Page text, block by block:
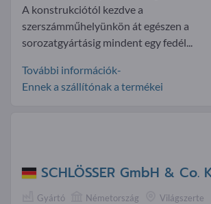
A konstrukciótól kezdve a
szerszámműhelyünkön át egészen a
sorozatgyártásig mindent egy fedél...
További információk-
Ennek a szállítónak a termékei
SCHLÖSSER GmbH & Co.
Gyártó Németország Világszerte